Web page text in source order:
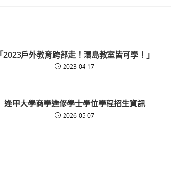
「2023戶外教育跨部走！環島教室皆可學！」
2023-04-17
逢甲大學商學進修學士學位學程招生資訊
2026-05-07